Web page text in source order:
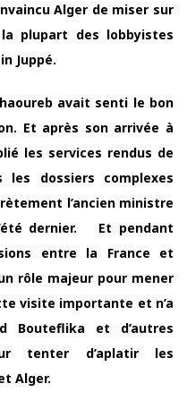
Alger de miser sur
plupart des lobbyistes
Juppé.
avait senti le bon
Et après son arrivée à
les services rendus de
dossiers complexes
l’ancien ministre
dernier. Et pendant
entre la France et
rôle majeur pour mener
visite importante et n’a
Bouteflika et d’autres
tenter d’aplatir les
Alger.